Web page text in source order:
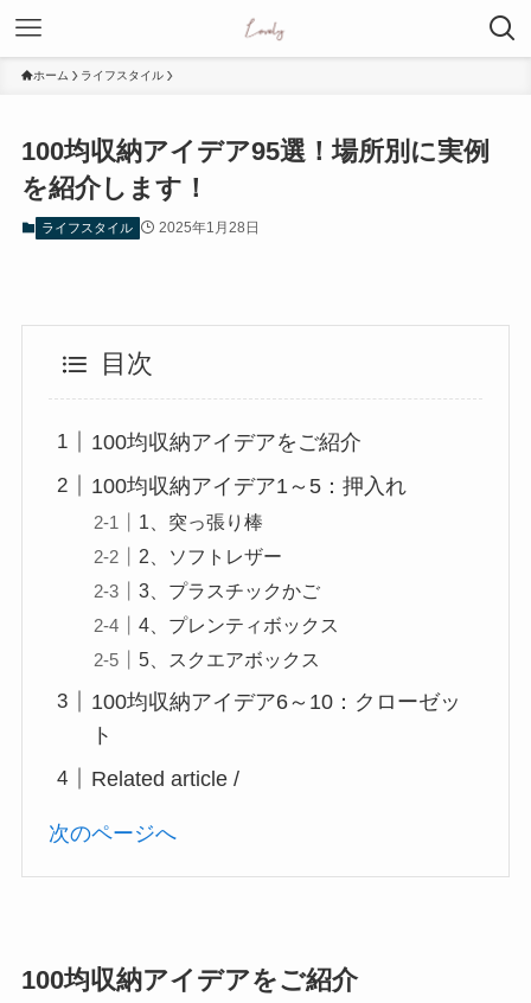
ホーム ライフスタイル
100均収納アイデア95選！場所別に実例
を紹介します！
ライフスタイル 2025年1月28日
目次
100均収納アイデアをご紹介
100均収納アイデア1～5：押入れ
1、突っ張り棒
2、ソフトレザー
3、プラスチックかご
4、プレンティボックス
5、スクエアボックス
100均収納アイデア6～10：クローゼッ
ト
Related article /
次のページへ
100均収納アイデアをご紹介